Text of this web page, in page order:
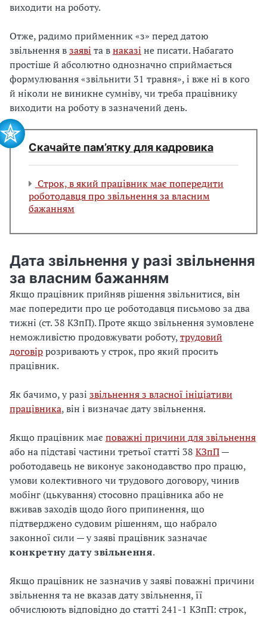
виходити на роботу.
Отже, радимо прийменник «з» перед датою
звільнення взаяві та внаказі не писати. Набагато
простіше й абсолютно однозначно сприймається
формулювання «звільнити 31 травня», і вже ні в кого
й ніколи не виникне сумніву, чи треба працівнику
виходити на роботу в зазначений день.
Скачайте пам’ятку для кадровика
Строк, в який працівник має попередити
роботодавця про звільнення за власним
бажанням
Дата звільнення у разі звільнення
за власним бажанням
Якщо працівник прийняв рішення звільнитися, він
має попередити про це роботодавця письмово за два
тижні (ст. 38 КЗпП). Проте якщо звільнення зумовлене
неможливістю продовжувати роботу,трудовий
договіррозривають у строк, про який просить
працівник.
Як бачимо, у разі звільнення з власної ініціативи
працівника, він і визначає дату звільнення.
Якщо працівник має поважні причини для звільнення
або на підставі частини третьої статті 38 КЗпП—
роботодавець не виконує законодавство про працю,
умови колективного чи трудового договору, чинив
мобінг (цькування) стосовно працівника або не
вживав заходів щодо його припинення, що
підтверджено судовим рішенням, що набрало
законної сили — у заяві працівник зазначає
конкретну дату звільнення.
Якщо працівник не зазначив у заяві поважні причини
звільнення та не вказав дату звільнення, її
обчислюють відповідно до статті 241-1 КЗпП: строк,